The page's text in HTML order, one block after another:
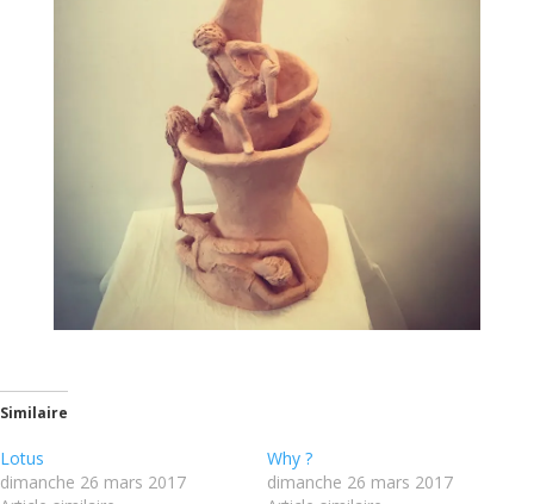
Similaire
Lotus
dimanche 26 mars 2017
Why ?
dimanche 26 mars 2017